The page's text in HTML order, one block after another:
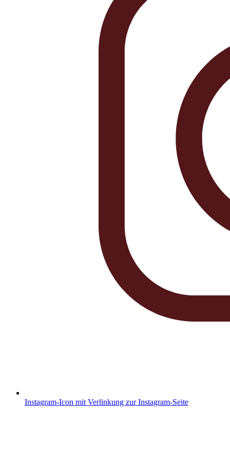
Instagram-Icon mit Verlinkung zur Instagram-Seite